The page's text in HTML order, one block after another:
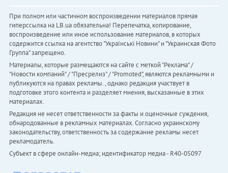
При полном или частичном воспроизведении материалов прямая
гиперссылка на LB.ua обязательна! Перепечатка, копирование,
воспроизведение или иное использование материалов, в которых
содержится ссылка на агентство "Українськi Новини" и "Украинская Фото
Группа" запрещено.
Материалы, которые размещаются на сайте с меткой "Реклама" /
"Новости компаний" / "Пресрелиз" / "Promoted", являются рекламными и
публикуются на правах рекламы. , однако редакция участвует в
подготовке этого контента и разделяет мнения, высказанные в этих
материалах.
Редакция не несет ответственности за факты и оценочные суждения,
обнародованные в рекламных материалах. Согласно украинскому
законодательству, ответственность за содержание рекламы несет
рекламодатель.
Субъект в сфере онлайн-медиа; идентификатор медиа - R40-05097